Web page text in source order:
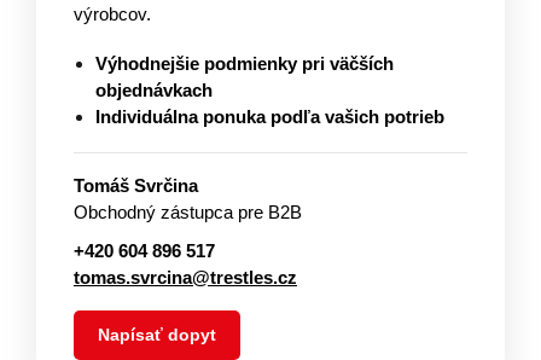
výrobcov.
Výhodnejšie podmienky pri väčších
objednávkach
Individuálna ponuka podľa vašich potrieb
Tomáš Svrčina
Obchodný zástupca pre B2B
+420 604 896 517
tomas.svrcina@trestles.cz
Napísať dopyt